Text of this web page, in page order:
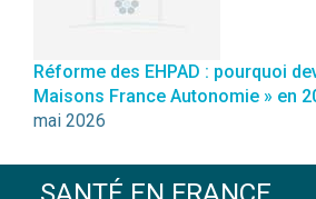
Réforme des EHPAD : pourquoi
Maisons France Autonomie » en
mai 2026